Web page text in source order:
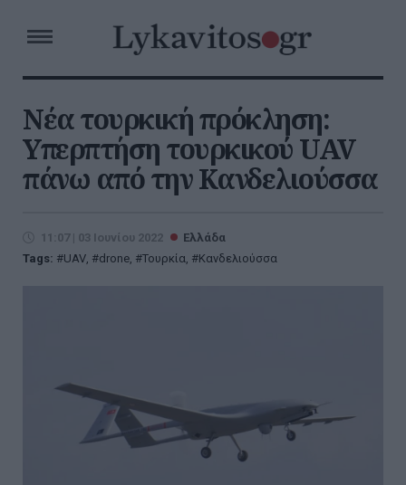
Νέα τουρκική πρόκληση:
Υπερπτήση τουρκικού UAV
πάνω από την Κανδελιούσσα
11:07 | 03 Ιουνίου 2022
Ελλάδα
Tags:
UAV, drone, Τουρκία, Κανδελιούσσα